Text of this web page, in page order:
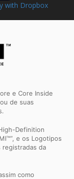
with Dropbox
e Core Inside
de suas
Definition
e os Logotipos
registradas da
como